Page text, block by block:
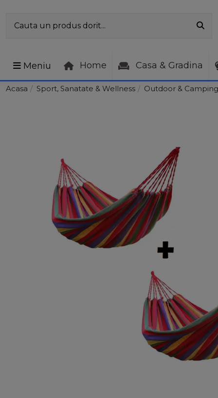
Meniu Home Casa & Gradina
Acasa Sport, Sanatate & Wellness Outdoor & Camping